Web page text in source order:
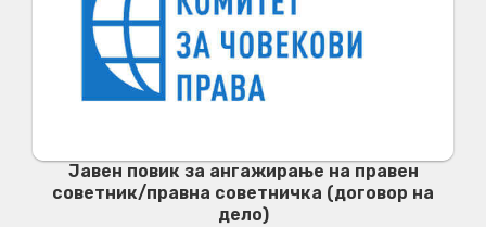
Јавен повик за ангажирање на правен
советник/правна советничка (договор на
дело)